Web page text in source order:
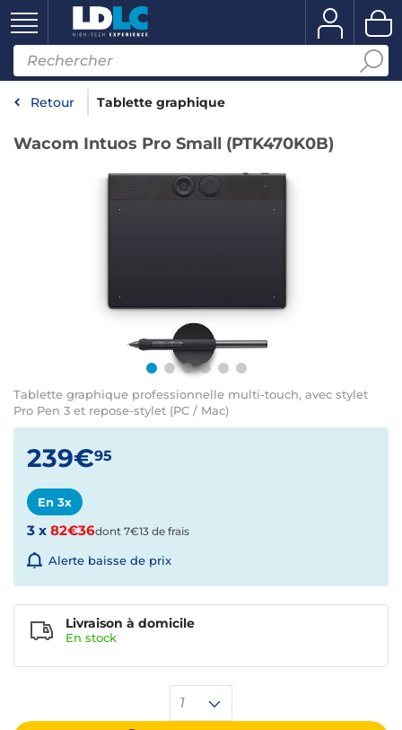
Retour Tablette graphique
Wacom Intuos Pro Small (PTK470K0B)
Tablette graphique professionnelle multi-touch, avec stylet
Pro Pen 3 et repose-stylet (PC / Mac)
239€95
En 3x
3 x 82€36dont 7€13 de frais
Alerte baisse de prix
1
Livraison à domicile
En stock